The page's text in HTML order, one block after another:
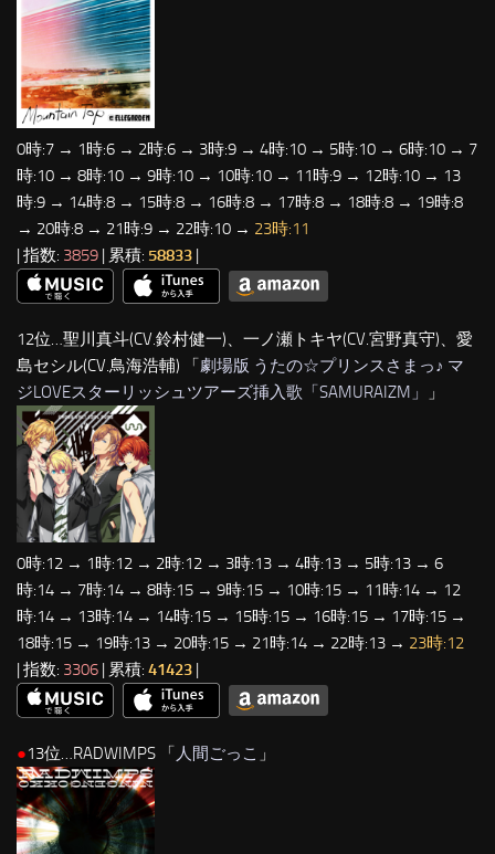
0時:7 → 1時:6 → 2時:6 → 3時:9 → 4時:10 → 5時:10 → 6時:10 → 7
時:10 → 8時:10 → 9時:10 → 10時:10 → 11時:9 → 12時:10 → 13
時:9 → 14時:8 → 15時:8 → 16時:8 → 17時:8 → 18時:8 → 19時:8
→ 20時:8 → 21時:9 → 22時:10 → 23時:11
| 指数: 3859 | 累積: 58833 |
12位…聖川真斗(CV.鈴村健一)、一ノ瀬トキヤ(CV.宮野真守)、愛
島セシル(CV.鳥海浩輔) 「劇場版 うたの☆プリンスさまっ♪ マ
ジLOVEスターリッシュツアーズ挿入歌「SAMURAIZM」
」
0時:12 → 1時:12 → 2時:12 → 3時:13 → 4時:13 → 5時:13 → 6
時:14 → 7時:14 → 8時:15 → 9時:15 → 10時:15 → 11時:14 → 12
時:14 → 13時:14 → 14時:15 → 15時:15 → 16時:15 → 17時:15 →
18時:15 → 19時:13 → 20時:15 → 21時:14 → 22時:13 → 23時:12
| 指数: 3306 | 累積: 41423 |
●13位…RADWIMPS 「人間ごっこ 」